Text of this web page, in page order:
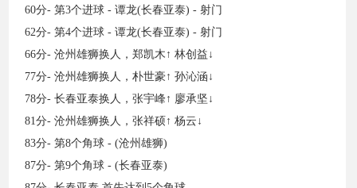
60分- 第3个进球 - 谭龙(长春亚泰) - 射门
62分- 第4个进球 - 谭龙(长春亚泰) - 射门
66分- 沧州雄狮换人，郑凯木↑ 林创益↓
77分- 沧州雄狮换人，朴世豪↑ 孙沁涵↓
78分- 长春亚泰换人，张宇峰↑ 廖承坚↓
81分- 沧州雄狮换人，张祥硕↑ 杨云↓
83分- 第8个角球 - (沧州雄狮)
87分- 第9个角球 - (长春亚泰)